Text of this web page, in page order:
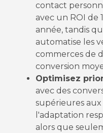
contact
avec un ROI de
année, tandis
automatise les
commerces de
conversion
Optimisez
avec des
supérieures aux
l'adaptation
alors que